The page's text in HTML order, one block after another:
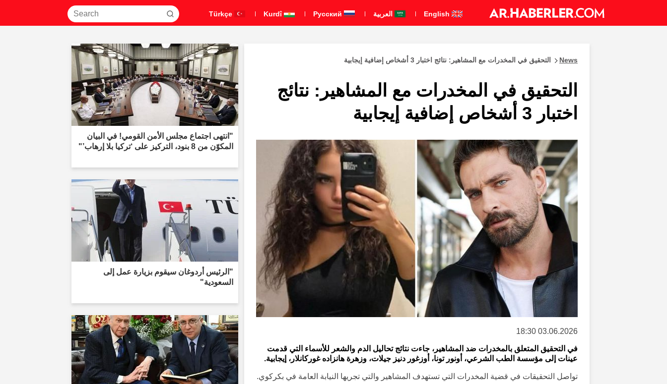
العربية Kurdî
News التحقيق في المخدرات مع المشاهير: نتائج اختبار 3 أشخاص إضافية إيجابية
التحقيق في المخدرات مع المشاهير: نتائج
اختبار 3 أشخاص إضافية إيجابية
03.06.2026 18:30
في التحقيق المتعلق بالمخدرات ضد المشاهير، جاءت نتائج تحاليل الدم والشعر للأسماء التي قدمت
عينات إلى مؤسسة الطب الشرعي، أونور تونا، أوزغور دنيز جيلات، وزهرة هانزاده غوركانلار، إيجابية.
تواصل التحقيقات في قضية المخدرات التي تستهدف المشاهير والتي تجريها النيابة العامة في بكركوي.
"انتهى اجتماع مجلس الأمن القومي! في البيان
المكوّن من 8 بنود، التركيز على ‘تركيا بلا إرهاب’"
"الرئيس أردوغان سيقوم بزيارة عمل إلى
السعودية"